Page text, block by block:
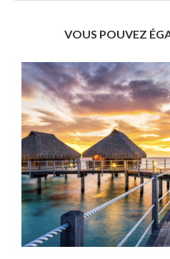
VOUS POUVEZ